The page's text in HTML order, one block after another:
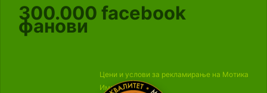
300.000 facebook
фанови
Цени и услови за рекламирање на Мотика
Импресум